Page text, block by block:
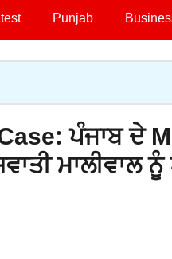
Punjab
ਪੰਜਾਬ ਦੇ
ਮਾਲੀਵਾਲ